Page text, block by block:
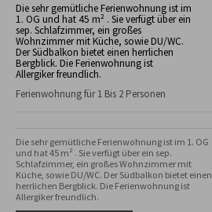
Die sehr gemütliche Ferienwohnung ist im
1. OG und hat 45 m² . Sie verfügt über ein
sep. Schlafzimmer, ein großes
Wohnzimmer mit Küche, sowie DU/WC.
Der Südbalkon bietet einen herrlichen
Bergblick. Die Ferienwohnung ist
Allergiker freundlich.
Ferienwohnung für 1 Bis 2 Personen
Die sehr gemütliche Ferienwohnung ist im 1. OG
und hat 45 m² . Sie verfügt über ein sep.
Schlafzimmer, ein großes Wohnzimmer mit
Küche, sowie DU/WC. Der Südbalkon bietet einen
herrlichen Bergblick. Die Ferienwohnung ist
Allergiker freundlich.